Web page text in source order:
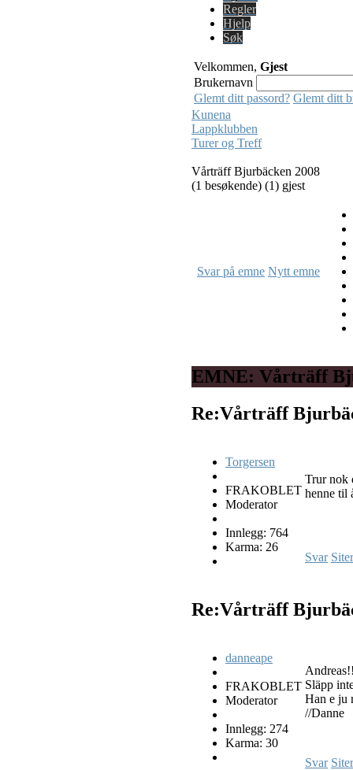
Regler
Hjelp
Søk
Velkommen, Gjest
Brukernavn
Glemt ditt passord? Glemt ditt
Kunena
Lappklubben
Turer og Treff
Vårträff Bjurbäcken 2008
(1 besøkende) (1) gjest
Svar på emne Nytt emne
EMNE: Vårträff
Re:Vårträff
Torgersen
FRAKOBLET
Moderator
Innlegg: 764
Karma: 26
Trur nok
henne til
Svar Siter
Re:Vårträff
danneape
FRAKOBLET
Moderator
Innlegg: 274
Karma: 30
Andreas!!
Släpp
Han e ju
//Danne
Svar Siter